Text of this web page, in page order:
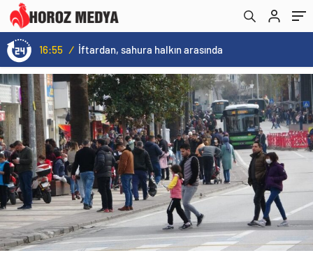
16:55 / İftardan, sahura halkın arasında